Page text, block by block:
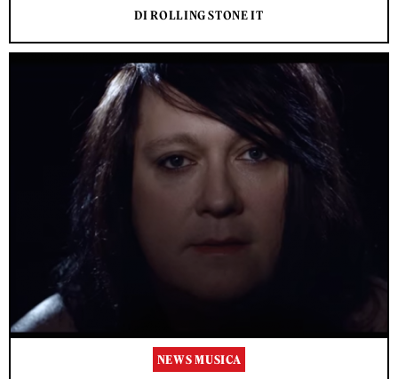
DI ROLLING STONE IT
NEWS MUSICA